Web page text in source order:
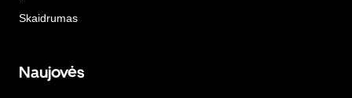
Skaidrumas
Naujovės